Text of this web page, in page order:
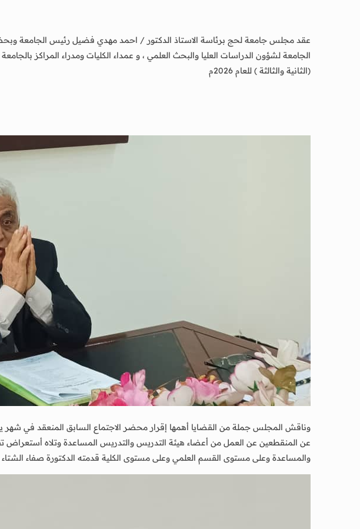
عقد مجلس جامعة لحج برئاسة الاستاذ الدكتور / احمد مهدي فضيل رئيس الجامعة
(الثانية والثالثة ) للعام 2026م
عن المنقطعين عن العمل من أعضاء هيئة التدريس والتدريس المساعدة وتلاه أستعراض
والمساعدة وعلى مستوى القسم العلمي وعلى مستوى الكلية قدمته الدكتورة صفاء الشتاء